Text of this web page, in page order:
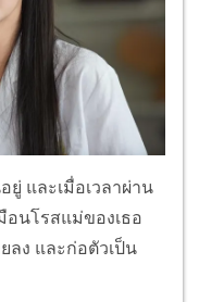
ยู่ และเมื่อเวลาผ่าน
อนโรสแม่ของเธอ
ลง และก่อตัวเป็น